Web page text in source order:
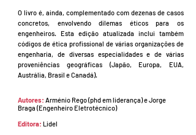
O livro é, ainda, complementado com dezenas de casos
concretos, envolvendo dilemas éticos para os
engenheiros. Esta edição atualizada inclui também
códigos de ética profissional de várias organizações de
engenharia, de diversas especialidades e de várias
proveniências geográficas (Japão, Europa, EUA,
Austrália, Brasil e Canadá).
Autores: Arménio Rego (phd em liderança) e Jorge
Braga (Engenheiro Eletrotécnico)
Editora: Lidel